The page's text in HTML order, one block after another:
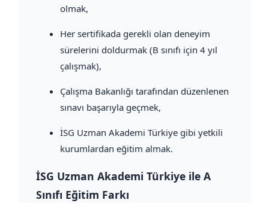
olmak,
Her sertifikada gerekli olan deneyim
sürelerini doldurmak (B sınıfı için 4 yıl
çalışmak),
Çalışma Bakanlığı tarafından düzenlenen
sınavı başarıyla geçmek,
İSG Uzman Akademi Türkiye gibi yetkili
kurumlardan eğitim almak.
İSG Uzman Akademi Türkiye ile A
Sınıfı Eğitim Farkı